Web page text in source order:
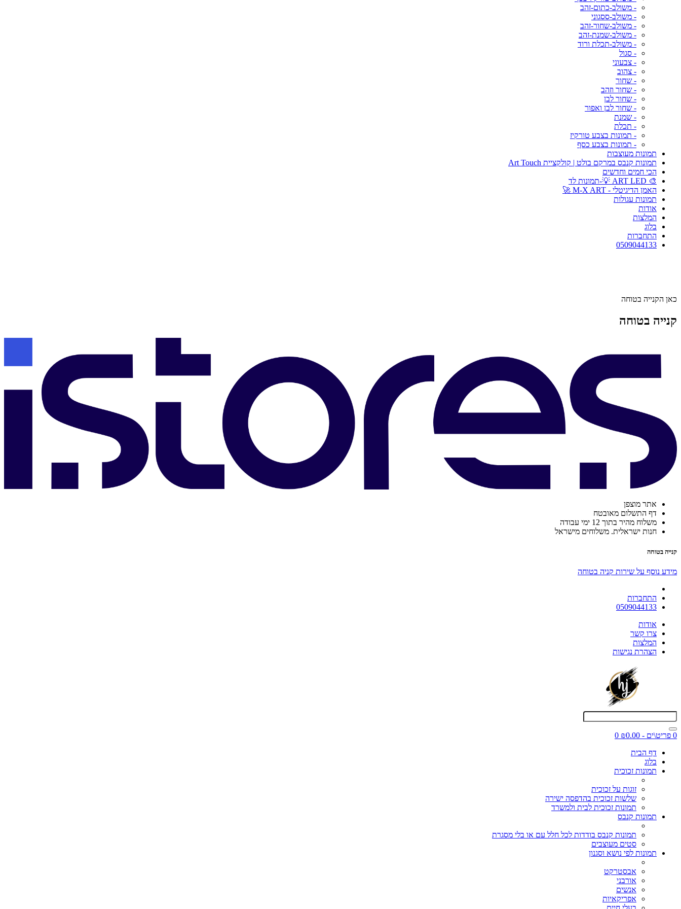
- משולב-כתום-זהב
- משולב-ססגוני
- משולב-שחור-זהב
- משולב-שמנת-זהב
- משולב-תכלת ורוד
- סגול
- צבעוני
- צהוב
- שחור
- שחור וזהב
- שחור לבן
- שחור לבן ואפור
- שמנת
- תכלת
- תמונות בצבע טורקיז
- תמונות בצבע כסף
תמונות מעוצבות
תמונות קנבס במרקם בולט | קולקציית Art Touch
הכי חמים וחדשים
🎨 ART LED 💡-תמונות לד
האמן הדיגיטלי - M-X ART 🚀
תמונות עגולות
אודות
המלצות
בלוג
התחברות
0509044133
כאן הקנייה בטוחה
קנייה בטוחה
אתר מוצפן
דף התשלום מאובטח
משלוח מהיר בתוך 12 ימי עבודה
חנות ישראלית. משלוחים מישראל
קנייה בטוחה
מידע נוסף על שירות קניה בטוחה
התחברות
0509044133
אודות
צרו קשר
המלצות
הצהרת נגישות
0 פריט\ים - ₪0.00
0
דף הבית
בלוג
תמונות זכוכית
זוגות על זכוכית
שלשות זכוכית בהדפסה ישירה
תמונות זכוכית לבית ולמשרד
תמונות קנבס
תמונות קנבס בודדות לכל חלל עם או בלי מסגרת
סטים מעוצבים
תמונות לפי נושא וסגנון
אבסטרקט
אורבני
אנשים
אפריקאיות